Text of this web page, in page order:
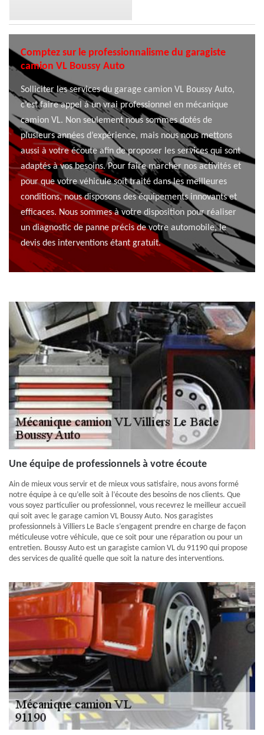
Comptez sur le professionnalisme du garagiste
camion VL Boussy Auto
Solliciter les services du garage camion VL Boussy Auto,
c’est faire appel à un vrai professionnel en mécanique
camion VL. Non seulement nous sommes dotés de
plusieurs années d’expérience, mais nous nous mettons
aussi à votre écoute afin de proposer les services qui sont
adaptés à vos besoins. Pour faire marcher nos activités et
pour que votre véhicule soit traité dans les meilleures
conditions, nous disposons des équipements innovants et
efficaces. Nous sommes à votre disposition pour réaliser
un diagnostic de panne précis de votre automobile, le
devis des interventions étant gratuit.
Une équipe de professionnels à votre écoute
Ain de mieux vous servir et de mieux vous satisfaire, nous avons formé
notre équipe à ce qu’elle soit à l’écoute des besoins de nos clients. Que
vous soyez particulier ou professionnel, vous recevrez le meilleur accueil
qui soit avec le garage camion VL Boussy Auto. Nos garagistes
professionnels à Villiers Le Bacle s’engagent prendre en charge de façon
méticuleuse votre véhicule, que ce soit pour une réparation ou pour un
entretien. Boussy Auto est un garagiste camion VL du 91190 qui propose
des services de qualité quelle que soit la nature des interventions.